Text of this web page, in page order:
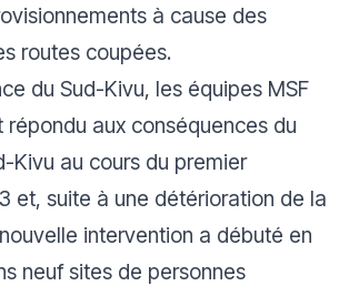
à cause des
routes coupées.
du Sud-Kivu, les équipes MSF
répondu aux conséquences du
Kivu au cours du premier
et, suite à une détérioration de la
intervention a débuté en
neuf sites de personnes